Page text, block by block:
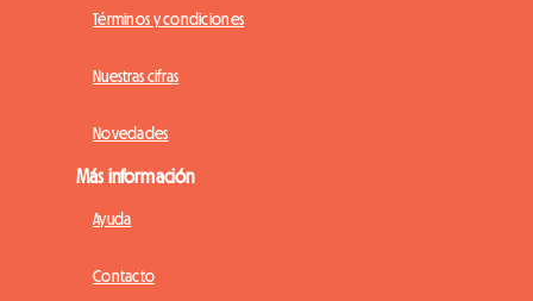
Términos y condiciones
Nuestras cifras
Novedades
Más información
Ayuda
Contacto